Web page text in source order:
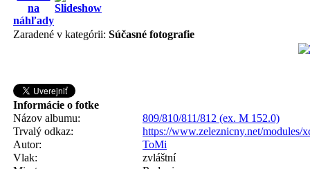
Zaradené v kategórii: Súčasné fotografie
Informácie o fotke
Názov albumu:
809/810/811/812 (ex. M 152.0)
Trvalý odkaz:
https://www.zeleznicny.net/modules/
Autor:
ToMi
Vlak:
zvláštní